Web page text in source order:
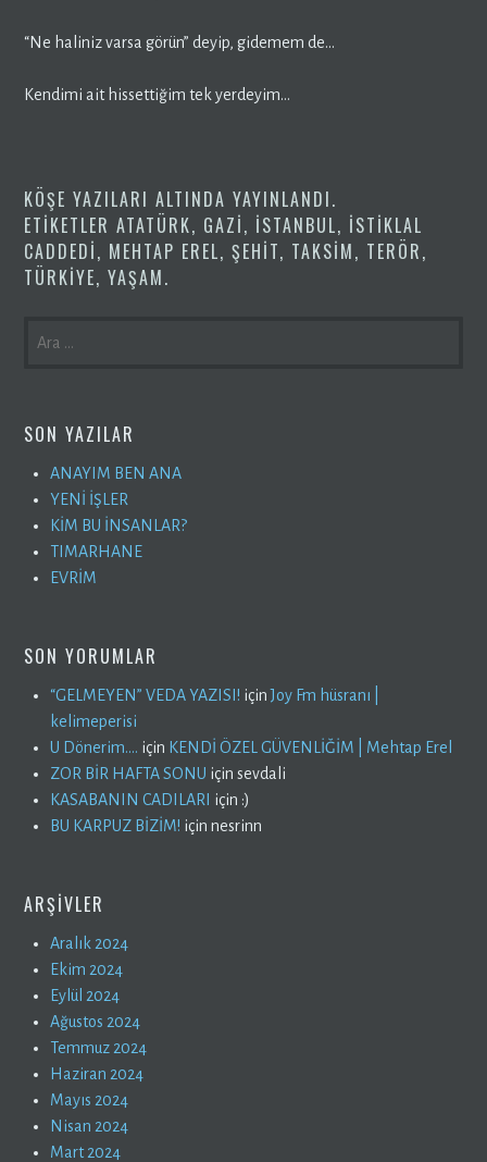
“Ne haliniz varsa görün” deyip, gidemem de…
Kendimi ait hissettiğim tek yerdeyim…
KÖŞE YAZILARI ALTINDA YAYINLANDI.
ETIKETLERATATÜRK, GAZI, ISTANBUL, ISTIKLAL
CADDEDI, MEHTAP EREL,ŞEHIT, TAKSIM, TERÖR,
TÜRKIYE,YAŞAM.
SON YAZILAR
ANAYIM BEN ANA
YENİ İŞLER
KİM BU İNSANLAR?
TIMARHANE
EVRİM
SON YORUMLAR
“GELMEYEN” VEDA YAZISI! içinJoy Fm hüsranı |
kelimeperisi
U Dönerim…. için KENDİ ÖZEL GÜVENLİĞİM | Mehtap Erel
ZOR BİR HAFTA SONU içinsevdali
KASABANIN CADILARI
için :)
BU KARPUZ BİZİM! içinnesrinn
ARŞIVLER
Aralık 2024
Ekim 2024
Eylül 2024
Ağustos 2024
Temmuz 2024
Haziran 2024
Mayıs 2024
Nisan 2024
Mart 2024